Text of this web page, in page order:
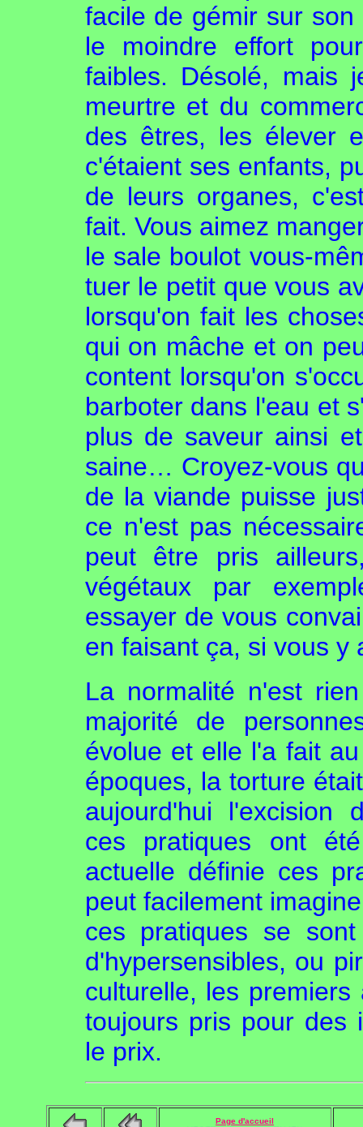
facile de gémir sur
le moindre effort
faibles. Désolé, mais
meurtre et du
des êtres, les élever
c'étaient ses enfants,
de leurs organes,
fait. Vous aimez
le sale boulot vous-
tuer le petit que vous
lorsqu'on fait les
qui on mâche et on
content lorsqu'on
barboter dans l'eau et
plus de saveur ainsi
saine… Croyez-vous
de la viande puisse
ce n'est pas
peut être pris
végétaux par
essayer de vous
en faisant ça, si vous
La normalité n'est
majorité de
évolue et elle l'a fait
époques, la torture
aujourd'hui l'excision
ces pratiques ont
actuelle définie ces
peut facilement
ces pratiques se
d'hypersensibles, ou
culturelle, les
toujours pris pour des
le prix.
Page d'accueil